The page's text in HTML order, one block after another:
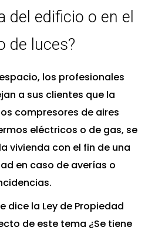
del edificio o en el
de luces?
los profesionales
a sus clientes que la
compresores de aires
eléctricos o de gas, se
vivienda con el fin de una
en caso de averías o
dice la Ley de Propiedad
de este tema ¿Se tiene